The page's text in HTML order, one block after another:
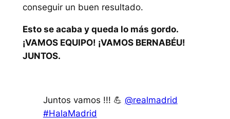
conseguir un buen resultado.
Esto se acaba y queda lo más gordo.
¡VAMOS EQUIPO! ¡VAMOS BERNABÉU!
JUNTOS.
Juntos vamos !!! 💪 @realmadrid
#HalaMadrid